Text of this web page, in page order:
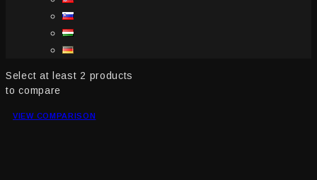
Select at least 2 products
to compare
VIEW COMPARISON